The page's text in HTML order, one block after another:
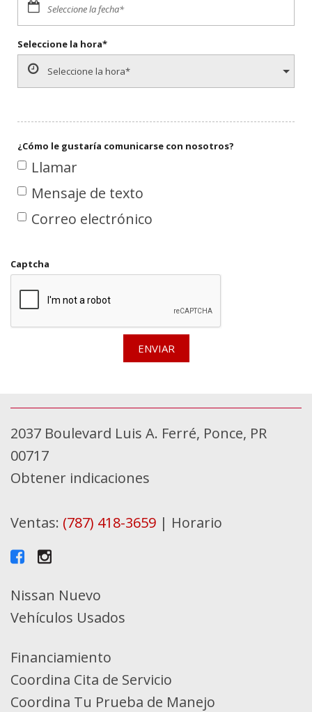
Seleccione la hora*
¿Cómo le gustaría comunicarse con nosotros?
Llamar
Mensaje de texto
Correo electrónico
Captcha
ENVIAR
2037 Boulevard Luis A. Ferré, Ponce, PR
00717
Obtener indicaciones
Ventas: (787) 418-3659 | Horario
Nissan Nuevo
Vehículos Usados
Financiamiento
Coordina Cita de Servicio
Coordina Tu Prueba de Manejo